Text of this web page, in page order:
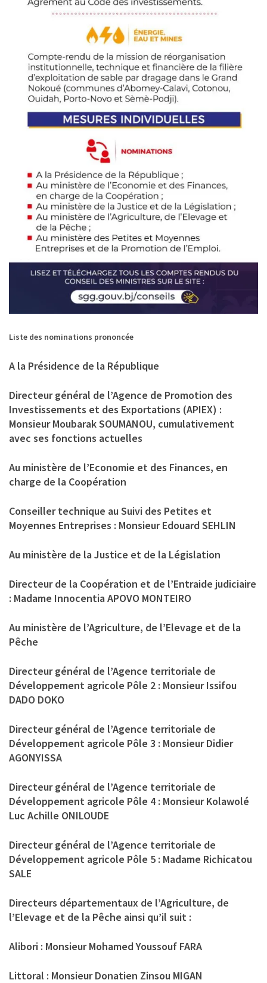
Liste des nominations prononcée
A la Présidence de la République
Directeur général de l’Agence de Promotion des
Investissements et des Exportations (APIEX) :
Monsieur Moubarak SOUMANOU, cumulativement
avec ses fonctions actuelles
Au ministère de l’Economie et des Finances, en
charge de la Coopération
Conseiller technique au Suivi des Petites et
Moyennes Entreprises : Monsieur Edouard SEHLIN
Au ministère de la Justice et de la Législation
Directeur de la Coopération et de l’Entraide judiciaire
: Madame Innocentia APOVO MONTEIRO
Au ministère de l’Agriculture, de l’Elevage et de la
Pêche
Directeur général de l’Agence territoriale de
Développement agricole Pôle 2 : Monsieur Issifou
DADO DOKO
Directeur général de l’Agence territoriale de
Développement agricole Pôle 3 : Monsieur Didier
AGONYISSA
Directeur général de l’Agence territoriale de
Développement agricole Pôle 4 : Monsieur Kolawolé
Luc Achille ONILOUDE
Directeur général de l’Agence territoriale de
Développement agricole Pôle 5 : Madame Richicatou
SALE
Directeurs départementaux de l’Agriculture, de
l’Elevage et de la Pêche ainsi qu’il suit :
Alibori : Monsieur Mohamed Youssouf FARA
Littoral : Monsieur Donatien Zinsou MIGAN